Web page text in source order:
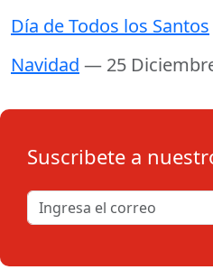
Día de Todos los Santos
Navidad — 25
Suscribete a